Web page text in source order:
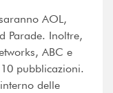
AOL,
Parade. Inoltre,
ABC e
pubblicazioni.
delle